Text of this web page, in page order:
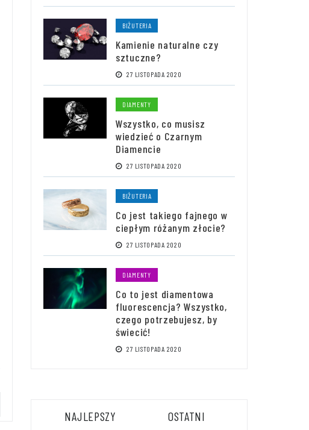
BIŻUTERIA
Kamienie naturalne czy
sztuczne?
27 LISTOPADA 2020
DIAMENTY
Wszystko, co musisz
wiedzieć o Czarnym
Diamencie
27 LISTOPADA 2020
BIŻUTERIA
Co jest takiego fajnego w
ciepłym różanym złocie?
27 LISTOPADA 2020
DIAMENTY
Co to jest diamentowa
fluorescencja? Wszystko,
czego potrzebujesz, by
świecić!
27 LISTOPADA 2020
NAJLEPSZY OSTATNI